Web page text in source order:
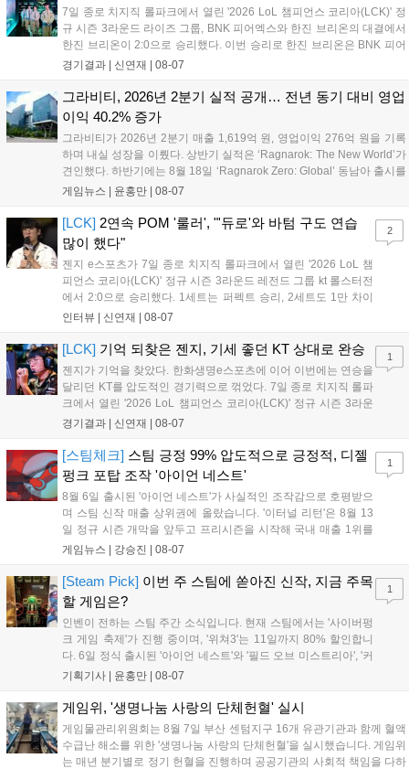
7일 종로 치지직 롤파크에서 열린 '2026 LoL 챔피언스 코리아(LCK)' 정
규 시즌 3라운드 라이즈 그룹, BNK 피어엑스와 한진 브리온의 대결에서
한진 브리온이 2:0으로 승리했다. 이번 승리로 한진 브리온은 BNK 피어
엑스를 제치고 라이즈 그룹 1위로 올라섰다. 1세트, 한진 브리온이 '로머'
경기결과 | 신연재 08-07
그라비티, 2026년 2분기 실적 공개… 전년 동기 대비 영업
이익 40.2% 증가
그라비티가 2026년 2분기 매출 1,619억 원, 영업이익 276억 원을 기록
하며 내실 성장을 이뤘다. 상반기 실적은 ‘Ragnarok: The New World’가
견인했다. 하반기에는 8월 18일 ‘Ragnarok Zero: Global’ 동남아 출시를
시작으로 9월 3일 ‘달려라 헤베레케 EX’, 9월 22일 ‘갈바테인’ 등 다양한
이’ 출시가 예정돼 있으며, 2027년에는 ‘Ragnarok 3’ 등 대작을 글로벌
출시할 계획이다. 그라비티는 조인트벤처 설립과 라그나로크 에코 시스
템 구축을 통해 신성장 동력을 확보할 방침이다....
게임뉴스 | 윤홍만 08-07
[LCK] 2연속 POM '룰러', "'듀로'와 바텀 구도 연습
많이 했다"
젠지 e스포츠가 7일 종로 치지직 롤파크에서 열린 '2026 LoL 챔
피언스 코리아(LCK)' 정규 시즌 3라운드 레전드 그룹 kt 롤스터전
에서 2:0으로 승리했다. 1세트는 퍼펙트 승리, 2세트도 1만 차이
를 벌리며 25분 만에 승리하면서 말 그대로 압도적인 경기력을 선
하며 POM에 선정됐...
인터뷰 | 신연재 08-07
2
[LCK] 기억 되찾은 젠지, 기세 좋던 KT 상대로 완승
젠지가 기억을 찾았다. 한화생명e스포츠에 이어 이번에는 연승을
달리던 KT를 압도적인 경기력으로 꺾었다. 7일 종로 치지직 롤파
크에서 열린 '2026 LoL 챔피언스 코리아(LCK)' 정규 시즌 3라운
드 레전드 그룹, kt 롤스터와 젠지 e스포츠의 대결에서 젠지가 압
기억을 되찾기라도 한 듯 1,...
경기결과 | 신연재 08-07
1
[스팀체크] 스팀 긍정 99% 압도적으로 긍정적, 디젤
펑크 포탑 조작 '아이언 네스트'
8월 6일 출시된 '아이언 네스트'가 사실적인 조작감으로 호평받으
며 스팀 신작 매출 상위권에 올랐습니다. '이터널 리턴'은 8월 13
일 정규 시즌 개막을 앞두고 프리시즌을 시작해 국내 매출 1위를
기록했습니다. 25주년을 맞은 '고스트 리콘' 시리즈는 8월 6일 쇼
'마블 투혼: 파이팅 소울즈'와 레트로 수리 시뮬레이션 '리스토
리'도 스팀에 정식 출시되었습니다....
게임뉴스 | 강승진 08-07
1
[Steam Pick] 이번 주 스팀에 쏟아진 신작, 지금 주목
할 게임은?
인벤이 전하는 스팀 주간 소식입니다. 현재 스팀에서는 '사이버펑
크 게임 축제'가 진행 중이며, '위쳐3'는 11일까지 80% 할인합니
다. 6일 정식 출시된 '아이언 네스트'와 '필드 오브 미스트리아', '커
세어 코브'가 호평받고 있습니다. 한편, 7일 출시된 '마블 투혼'은
다. 유비소프트의 '고스트리콘: 와일드랜드'는 7년 만의 대규모 업
데이트 '라스트 라이츠'와 함께 95% 할인 중입니다....
기획기사 | 윤홍만 08-07
1
게임위, '생명나눔 사랑의 단체헌혈' 실시
게임물관리위원회는 8월 7일 부산 센텀지구 16개 유관기관과 함께 혈액
수급난 해소를 위한 '생명나눔 사랑의 단체헌혈'을 실시했습니다. 게임위
는 매년 분기별로 정기 헌혈을 진행하며 공공기관의 사회적 책임을 다하